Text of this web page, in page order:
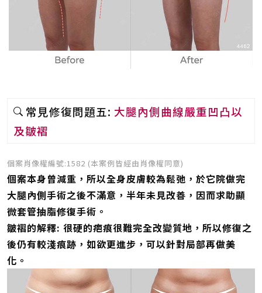
常見修復問題五: 大腿內側曲線嚴重凹凸以
及皺褶
個案肖像權編號:1582 (本案例皆經由肖像權同意)
個案本身曾減重，所以全身皮膚較為鬆弛，於它院做完
大腿內側手術之後不滿意，半年未見改善，因而求助顯
微套管抽脂修復手術。
皺褶的解釋: 很硬的疤痕很難完全改變質地，所以修復之
後仍有較淺痕跡，如欲更進步，可以針對局部再做美
化。